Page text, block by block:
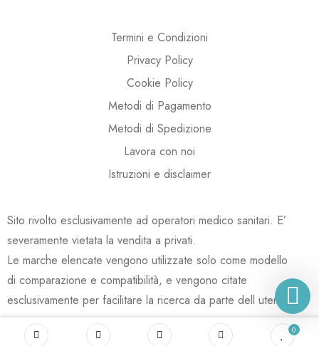
Termini e Condizioni
Privacy Policy
Cookie Policy
Metodi di Pagamento
Metodi di Spedizione
Lavora con noi
Istruzioni e disclaimer
Sito rivolto esclusivamente ad operatori medico sanitari. E’
severamente vietata la vendita a privati.
Le marche elencate vengono utilizzate solo come modello
di comparazione e compatibilità, e vengono citate
esclusivamente per facilitare la ricerca da parte dell utente.
0